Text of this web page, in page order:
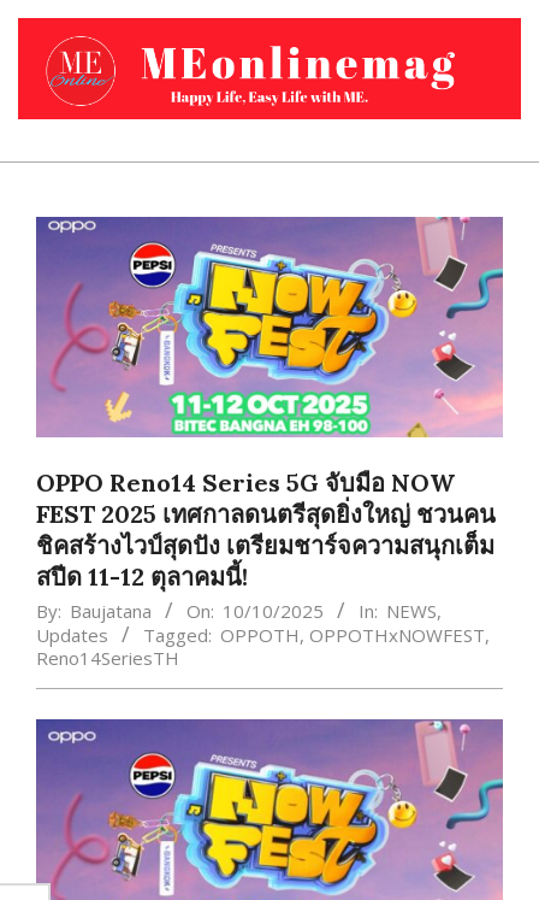
Skip
content
Primary
OPPO Reno14 Series 5G จับมือ NOW
FEST 2025 เทศกาลดนตรีสุดยิ่งใหญ่ ชวนคน
ชิคสร้างไวป์สุดปัง เตรียมชาร์จความสนุกเต็ม
สปีด 11-12 ตุลาคมนี้!
By: Baujatana On: 10/10/2025 In: NEWS,
Updates
Tagged: OPPOTH, OPPOTHxNOWFEST,
Reno14SeriesTH